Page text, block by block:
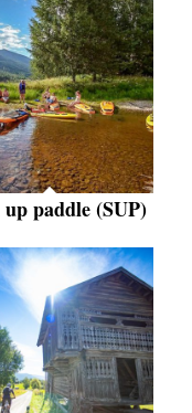
paddle (SUP)